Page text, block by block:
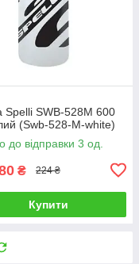
Spelli SWB-528M 600
(Swb-528-M-white)
до відправки 3 од.
₴ 224 ₴
Купити